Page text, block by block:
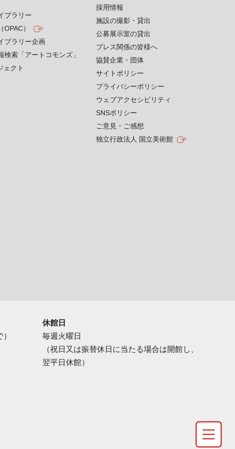
ブラリー
OPAC）
ブラリー企画
検索「アートコモンズ」
ェクト
採用情報
施設の撮影・貸出
公募展示室の貸出
プレス関係の皆様へ
協賛企業・団体
サイトポリシー
プライバシーポリシー
ウェブアクセシビリティ
SNSポリシー
ご意見・ご感想
独立行政法人 国立美術館
休館日
毎週火曜日
（祝日又は振替休日に当たる場合は開館し、
翌平日休館）